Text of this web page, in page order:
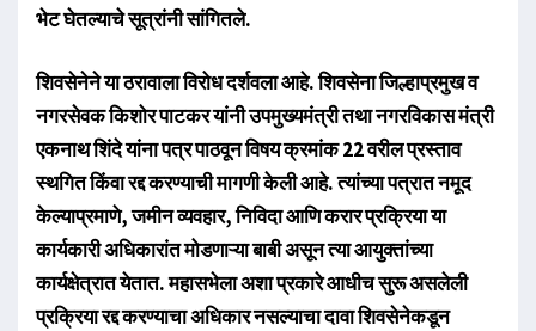
भेट घेतल्याचे सूत्रांनी सांगितले.
शिवसेनेने या ठरावाला विरोध दर्शवला आहे. शिवसेना जिल्हाप्रमुख व
नगरसेवक किशोर पाटकर यांनी उपमुख्यमंत्री तथा नगरविकास मंत्री
एकनाथ शिंदे यांना पत्र पाठवून विषय क्रमांक 22 वरील प्रस्ताव
स्थगित किंवा रद्द करण्याची मागणी केली आहे. त्यांच्या पत्रात नमूद
केल्याप्रमाणे, जमीन व्यवहार, निविदा आणि करार प्रक्रिया या
कार्यकारी अधिकारांत मोडणाऱ्या बाबी असून त्या आयुक्तांच्या
कार्यक्षेत्रात येतात. महासभेला अशा प्रकारे आधीच सुरू असलेली
प्रक्रिया रद्द करण्याचा अधिकार नसल्याचा दावा शिवसेनेकडून